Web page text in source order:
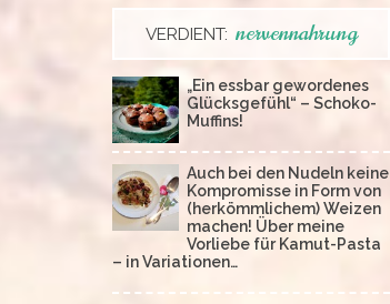
VERDIENT: nervennahrung
„Ein essbar gewordenes
Glücksgefühl“ – Schoko-
Muffins!
Auch bei den Nudeln keine
Kompromisse in Form von
(herkömmlichem) Weizen
machen! Über meine
Vorliebe für Kamut-Pasta
– in Variationen…